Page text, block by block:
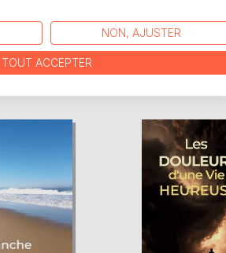
TITRES À
NON, AJUSTER
TOUT ACCEPTER